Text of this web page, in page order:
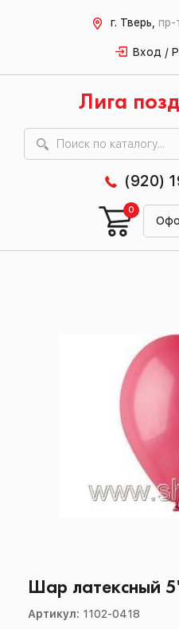
г. Тверь, пр-
Вход /
Лига
(920)
0
Шар латексный
Артикул: 1102-0418